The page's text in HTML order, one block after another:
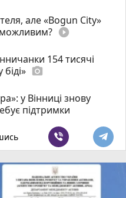
але «Bogun City»
play_circle_filled
154 тисячі
photo_camera
у Вінниці знову
підтримки